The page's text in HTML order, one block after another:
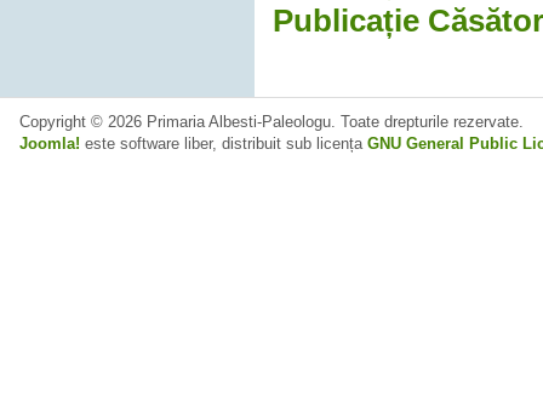
Publicație
Copyright © 2026 Primaria Albesti-Paleologu. Toate drepturile rezervate.
Joomla! este software liber, distribuit sub licența GNU General Public